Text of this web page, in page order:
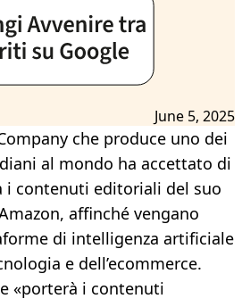
June 5, 2025
che produce uno dei
al mondo ha accettato di
i contenuti editoriali del suo
affinché vengano
di intelligenza artificiale
e dell’ecommerce.
«porterà i contenuti